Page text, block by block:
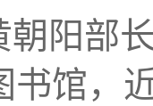
朝阳部
书馆，